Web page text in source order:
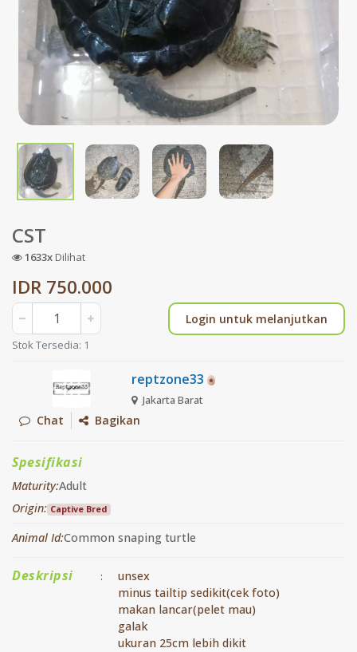
CST
1633x Dilihat
IDR 750.000
Stok Tersedia: 1
Login untuk melanjutkan
reptzone33
Jakarta Barat
Chat Bagikan
Spesifikasi
Maturity:Adult
Origin: Captive Bred
Animal Id:Common snaping turtle
Deskripsi :
unsex
minus tailtip sedikit(cek foto)
makan lancar(pelet mau)
galak
ukuran 25cm lebih dikit